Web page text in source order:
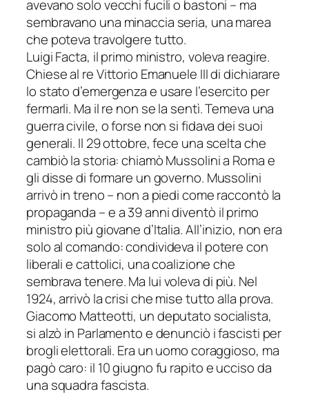
avevano solo vecchi fucili o bastoni – ma
sembravano una minaccia seria, una marea
che poteva travolgere tutto.
Luigi Facta, il primo ministro, voleva reagire.
Chiese al re Vittorio Emanuele III di dichiarare
lo stato d’emergenza e usare l’esercito per
fermarli. Ma il re non se la sentì. Temeva una
guerra civile, o forse non si fidava dei suoi
generali. Il 29 ottobre, fece una scelta che
cambiò la storia: chiamò Mussolini a Roma e
gli disse di formare un governo. Mussolini
arrivò in treno – non a piedi come raccontò la
propaganda – e a 39 anni diventò il primo
ministro più giovane d’Italia. All’inizio, non era
solo al comando: condivideva il potere con
liberali e cattolici, una coalizione che
sembrava tenere. Ma lui voleva di più. Nel
1924, arrivò la crisi che mise tutto alla prova.
Giacomo Matteotti, un deputato socialista,
si alzò in Parlamento e denunciò i fascisti per
brogli elettorali. Era un uomo coraggioso, ma
pagò caro: il 10 giugno fu rapito e ucciso da
una squadra fascista.